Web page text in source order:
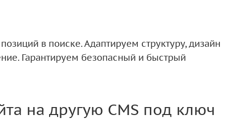
в поиске. Адаптируем структуру, дизайн
Гарантируем безопасный и быстрый
на другую CMS под ключ